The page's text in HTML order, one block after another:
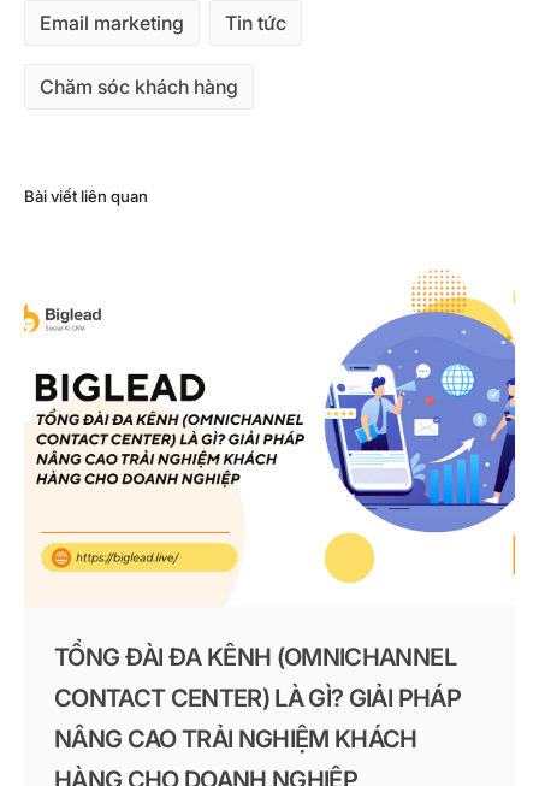
Email marketing Tin tức
Chăm sóc khách hàng
Bài viết liên quan
TỔNG ĐÀI ĐA KÊNH (OMNICHANNEL
CONTACT CENTER) LÀ GÌ? GIẢI PHÁP
NÂNG CAO TRẢI NGHIỆM KHÁCH
HÀNG CHO DOANH NGHIỆP